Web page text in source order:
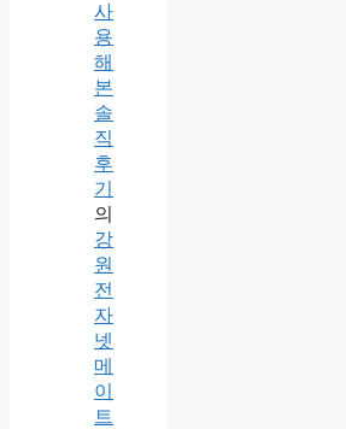
사
용
해
본
솔
직
후
기
의
강
원
전
자
넷
메
이
트